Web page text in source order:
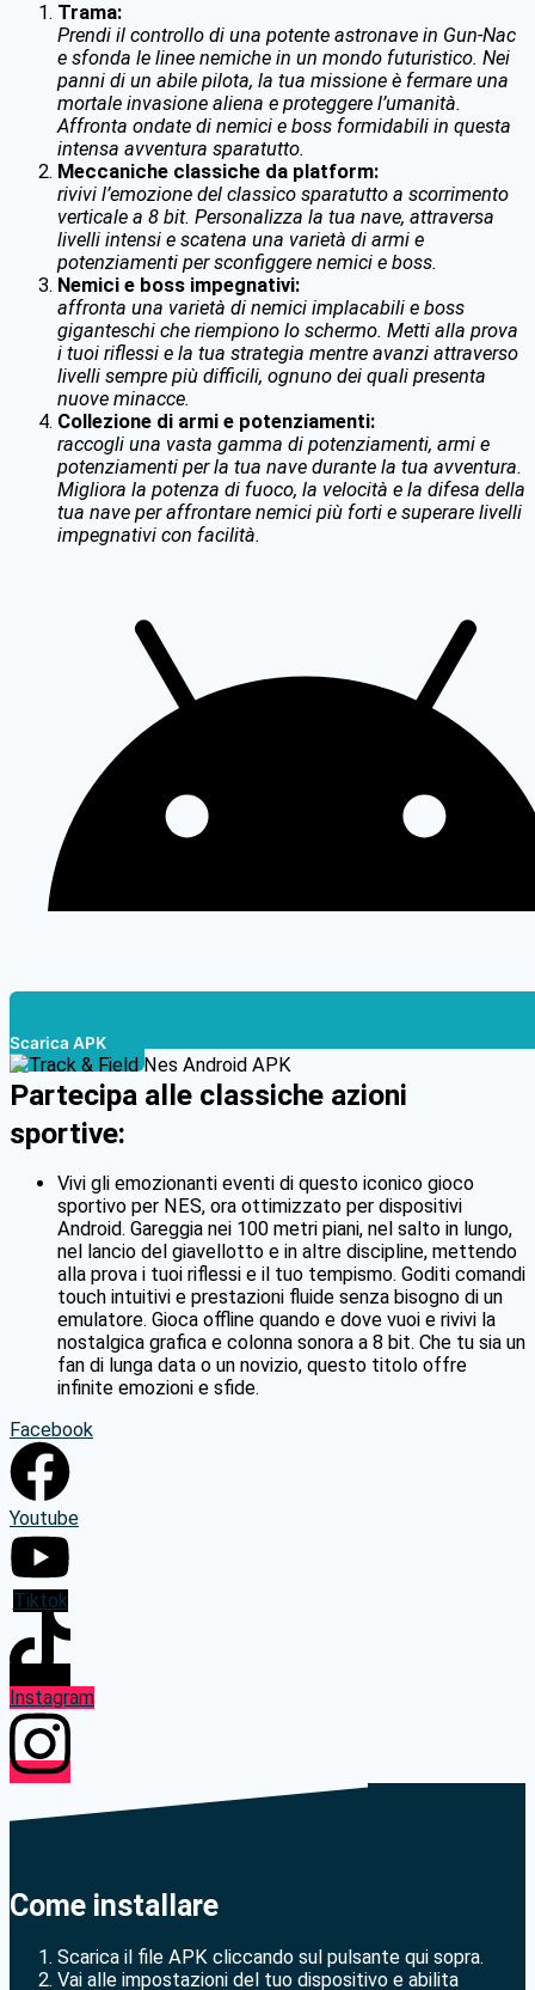
Trama:
Prendi il controllo di una potente astronave in Gun-Nac
e sfonda le linee nemiche in un mondo futuristico. Nei
panni di un abile pilota, la tua missione è fermare una
mortale invasione aliena e proteggere l’umanità.
Affronta ondate di nemici e boss formidabili in questa
intensa avventura sparatutto.
Meccaniche classiche da platform:
rivivi l’emozione del classico sparatutto a scorrimento
verticale a 8 bit. Personalizza la tua nave, attraversa
livelli intensi e scatena una varietà di armi e
potenziamenti per sconfiggere nemici e boss.
Nemici e boss impegnativi:
affronta una varietà di nemici implacabili e boss
giganteschi che riempiono lo schermo. Metti alla prova
i tuoi riflessi e la tua strategia mentre avanzi attraverso
livelli sempre più difficili, ognuno dei quali presenta
nuove minacce.
Collezione di armi e potenziamenti:
raccogli una vasta gamma di potenziamenti, armi e
potenziamenti per la tua nave durante la tua avventura.
Migliora la potenza di fuoco, la velocità e la difesa della
tua nave per affrontare nemici più forti e superare livelli
impegnativi con facilità.
Scarica APK
Partecipa alle classiche azioni
sportive:
Vivi gli emozionanti eventi di questo iconico gioco
sportivo per NES, ora ottimizzato per dispositivi
Android. Gareggia nei 100 metri piani, nel salto in lungo,
nel lancio del giavellotto e in altre discipline, mettendo
alla prova i tuoi riflessi e il tuo tempismo. Goditi comandi
touch intuitivi e prestazioni fluide senza bisogno di un
emulatore. Gioca offline quando e dove vuoi e rivivi la
nostalgica grafica e colonna sonora a 8 bit. Che tu sia un
fan di lunga data o un novizio, questo titolo offre
infinite emozioni e sfide.
Facebook
Youtube
Tiktok
Instagram
Come installare
Scarica il file APK cliccando sul pulsante qui sopra.
Vai alle impostazioni del tuo dispositivo e abilita